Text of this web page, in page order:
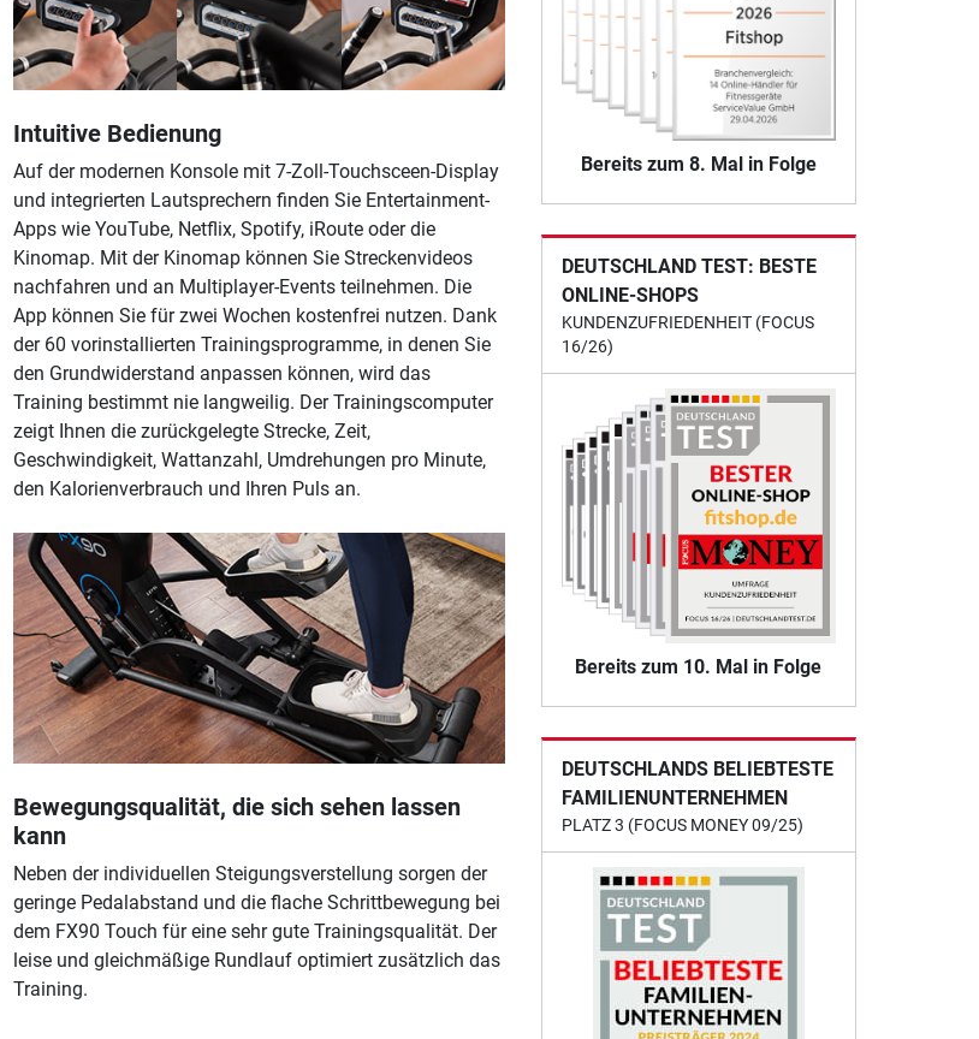
Intuitive Bedienung
Auf der modernen Konsole mit 7-Zoll-Touchsceen-Display
und integrierten Lautsprechern finden Sie Entertainment-
Apps wie YouTube, Netflix, Spotify, iRoute oder die
Kinomap. Mit der Kinomap können Sie Streckenvideos
nachfahren und an Multiplayer-Events teilnehmen. Die
App können Sie für zwei Wochen kostenfrei nutzen. Dank
der 60 vorinstallierten Trainingsprogramme, in denen Sie
den Grundwiderstand anpassen können, wird das
Training bestimmt nie langweilig. Der Trainingscomputer
zeigt Ihnen die zurückgelegte Strecke, Zeit,
Geschwindigkeit, Wattanzahl, Umdrehungen pro Minute,
den Kalorienverbrauch und Ihren Puls an.
Bewegungsqualität, die sich sehen lassen
kann
Neben der individuellen Steigungsverstellung sorgen der
geringe Pedalabstand und die flache Schrittbewegung bei
dem FX90 Touch für eine sehr gute Trainingsqualität. Der
leise und gleichmäßige Rundlauf optimiert zusätzlich das
Training.
Bereits zum 8. Mal in Folge
DEUTSCHLAND TEST: BESTE
ONLINE-SHOPS
KUNDENZUFRIEDENHEIT (FOCUS
16/26)
Bereits zum 10. Mal in Folge
DEUTSCHLANDS BELIEBTESTE
FAMILIENUNTERNEHMEN
PLATZ 3 (FOCUS MONEY 09/25)